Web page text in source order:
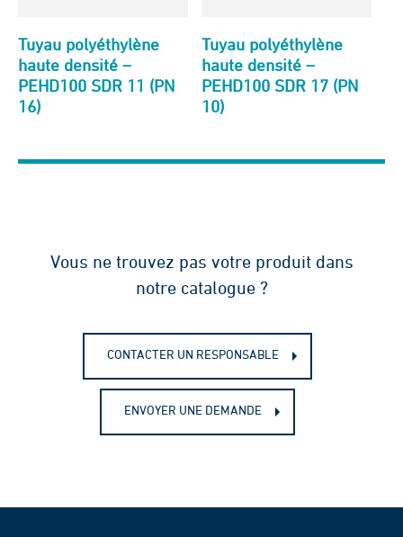
Tuyau polyéthylène
haute densité –
PEHD100 SDR 11 (PN
16)
Tuyau polyéthylène
haute densité –
PEHD100 SDR 17 (PN
10)
Vous ne trouvez pas votre produit dans
notre catalogue ?
CONTACTER UN RESPONSABLE
ENVOYER UNE DEMANDE